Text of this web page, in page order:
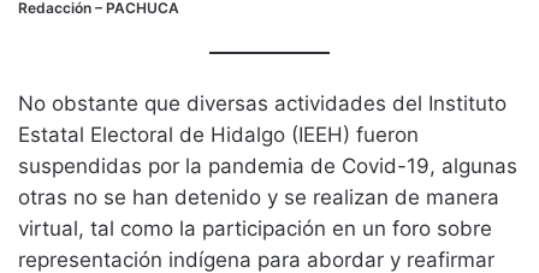
Redacción – PACHUCA
No obstante que diversas actividades del Instituto
Estatal Electoral de Hidalgo (IEEH) fueron
suspendidas por la pandemia de Covid-19, algunas
otras no se han detenido y se realizan de manera
virtual, tal como la participación en un foro sobre
representación indígena para abordar y reafirmar